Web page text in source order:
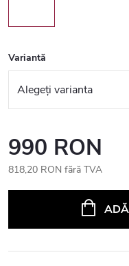
Variantă
990 RON
818,20 RON fără TVA